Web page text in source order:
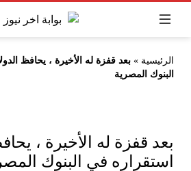
الرئيسية » بعد قفزة له الأخيرة ، يحافظ
البنوك المصرية
بعد قفزة له الأخيرة ،
استقراره في البنوك